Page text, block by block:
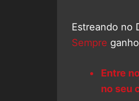
Estreando no
Sempre
Entre
no seu